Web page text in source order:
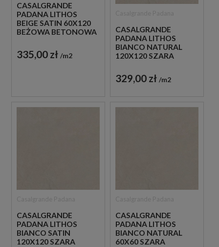
CASALGRANDE
PADANA LITHOS
BEIGE SATIN 60X120
BEŻOWA BETONOWA
335,00 zł m2
CASALGRANDE
PADANA LITHOS
BIANCO NATURAL
120X120 SZARA
329,00 zł m2
CASALGRANDE
PADANA LITHOS
BIANCO SATIN
120X120 SZARA
CASALGRANDE
PADANA LITHOS
BIANCO NATURAL
60X60 SZARA